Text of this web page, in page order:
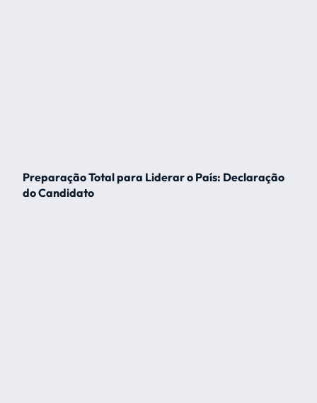
Preparação Total para Liderar o País: Declaração
do Candidato